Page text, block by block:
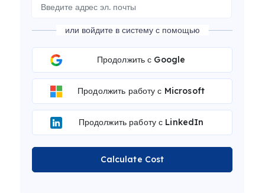
или войдите в систему с помощью
Продолжить с Google
Продолжить работу с Microsoft
Продолжить работу с LinkedIn
Calculate Cost